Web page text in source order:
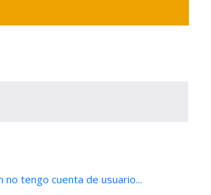
no tengo cuenta de usuario...